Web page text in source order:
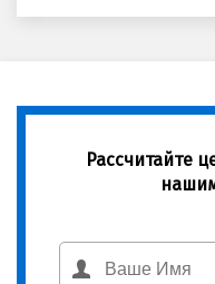
Рассчитайте